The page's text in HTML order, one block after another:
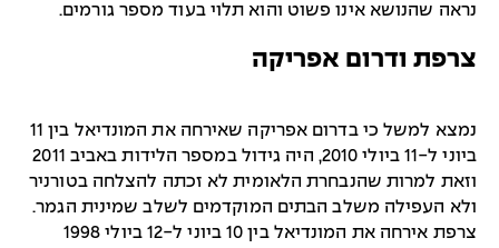
נראה שהנושא אינו פשוט והוא תלוי בעוד מספר גורמים.
צרפת ודרום אפריקה
נמצא למשל כי בדרום אפריקה שאירחה את המונדיאל בין 11
ביוני ל-11 ביולי 2010, היה גידול במספר הלידות באביב 2011
וזאת למרות שהנבחרת הלאומית לא זכתה להצלחה בטורניר
ולא העפילה משלב הבתים המוקדמים לשלב שמינית הגמר.
צרפת אירחה את המונדיאל בין 10 ביוני ל-12 ביולי 1998